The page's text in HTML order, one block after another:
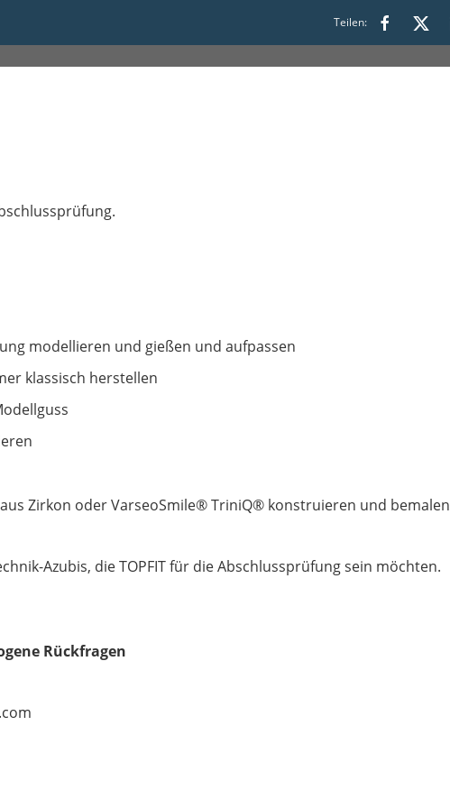
Teilen:
modellieren und gießen und aufpassen
klassisch herstellen
Zirkon oder VarseoSmile® TriniQ® konstruieren und
Azubis, die TOPFIT für die Abschlussprüfung sein möchten.
Rückfragen